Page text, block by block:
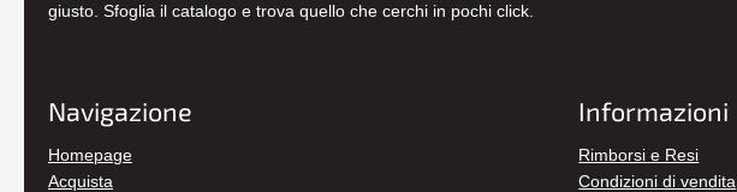
giusto. Sfoglia il catalogo e trova quello che cerchi in pochi click.
Navigazione
Homepage
Acquista
Informazioni
Rimborsi e Resi
Condizioni di vendita